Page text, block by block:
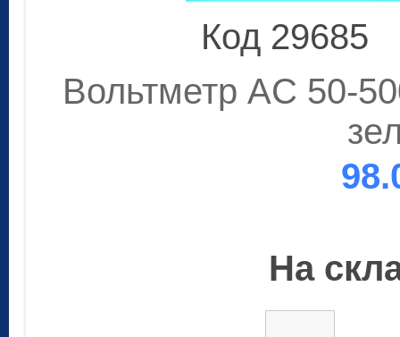
Код 29685
Вольтметр AC 50-
На